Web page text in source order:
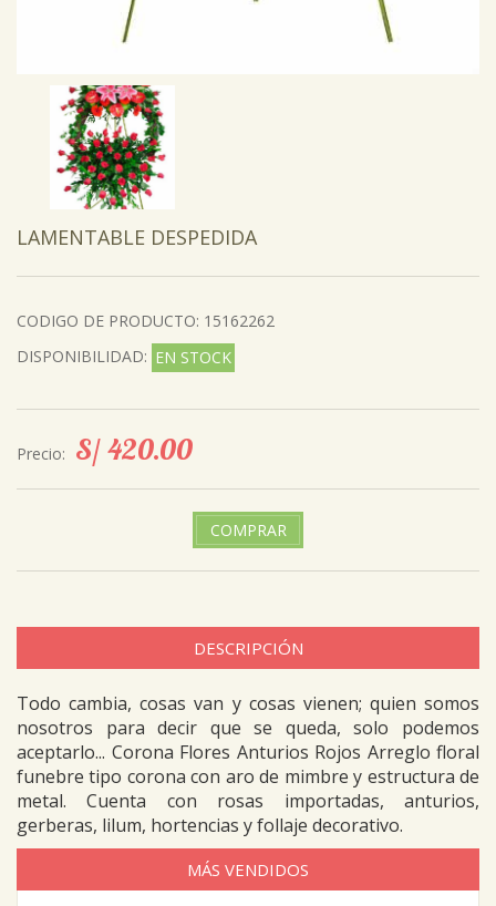
LAMENTABLE DESPEDIDA
CODIGO DE PRODUCTO: 15162262
DISPONIBILIDAD: EN STOCK
Precio: S/ 420.00
COMPRAR
DESCRIPCIÓN
Todo cambia, cosas van y cosas vienen; quien somos
nosotros para decir que se queda, solo podemos
aceptarlo... Corona Flores Anturios Rojos Arreglo floral
funebre tipo corona con aro de mimbre y estructura de
metal. Cuenta con rosas importadas, anturios,
gerberas, lilum, hortencias y follaje decorativo.
MÁS VENDIDOS